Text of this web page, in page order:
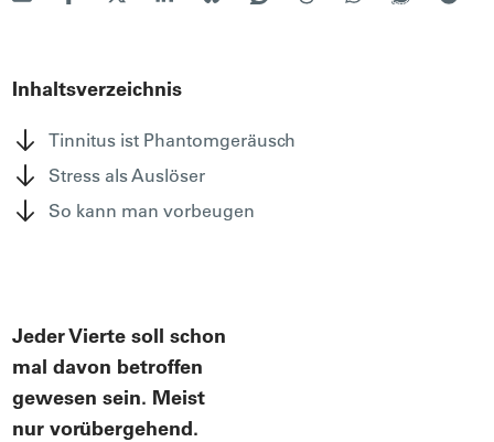
Inhaltsverzeichnis
Tinnitus ist Phantomgeräusch
Stress als Auslöser
So kann man vorbeugen
Jeder Vierte soll schon
mal davon betroffen
gewesen sein. Meist
nur vorübergehend.